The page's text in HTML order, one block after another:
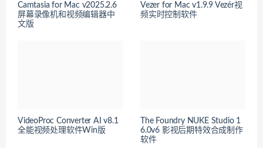
Camtasia for Mac v2025.2.6
屏幕录像机和视频编辑器中
文版
Vezer for Mac v1.9.9 Vezér视
频实时控制软件
VideoProc Converter AI v8.1
全能视频处理软件Win版
The Foundry NUKE Studio 1
6.0v6 影视后期特效合成制作
软件